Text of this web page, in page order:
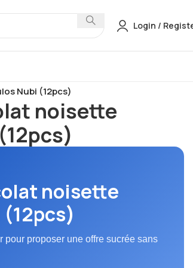
Login /
Nubi (12pcs)
noisette
noisette
pour proposer une offre sucrée sans